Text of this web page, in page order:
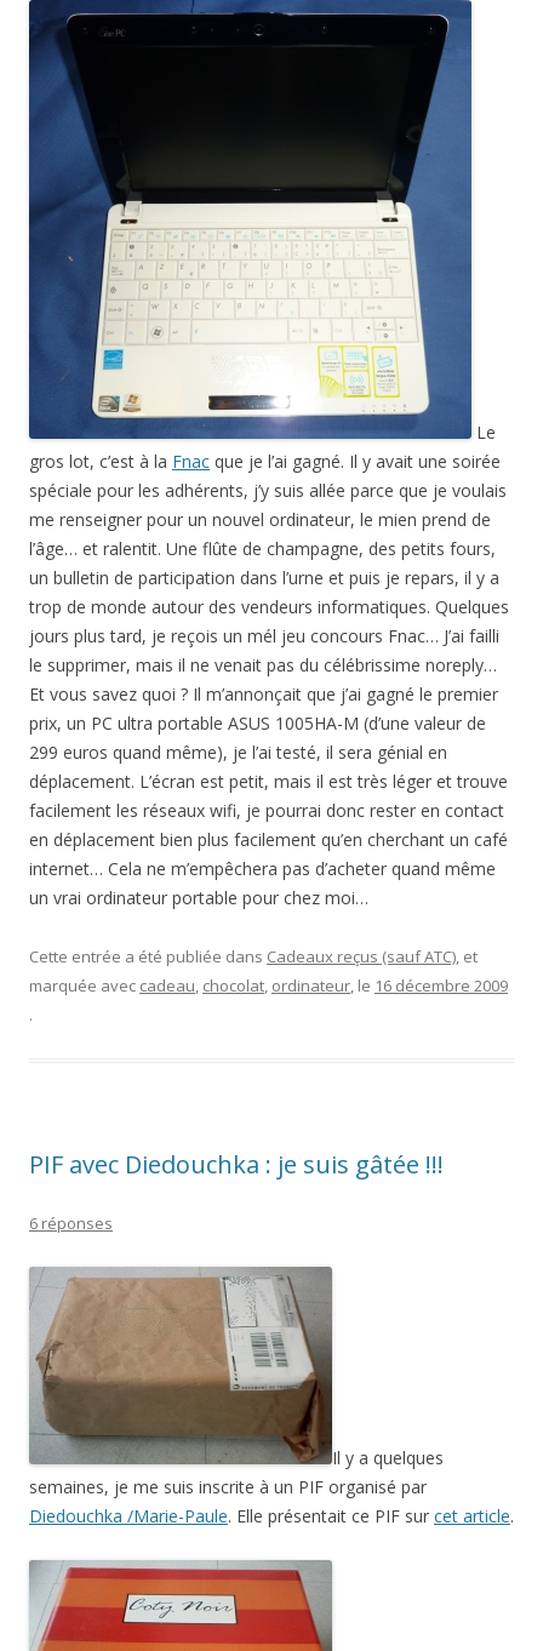
Le
gros lot, c’est à la Fnac que je l’ai gagné. Il y avait une soirée
spéciale pour les adhérents, j’y suis allée parce que je voulais
me renseigner pour un nouvel ordinateur, le mien prend de
l’âge… et ralentit. Une flûte de champagne, des petits fours,
un bulletin de participation dans l’urne et puis je repars, il y a
trop de monde autour des vendeurs informatiques. Quelques
jours plus tard, je reçois un mél jeu concours Fnac… J’ai failli
le supprimer, mais il ne venait pas du célébrissime noreply…
Et vous savez quoi ? Il m’annonçait que j’ai gagné le premier
prix, un PC ultra portable ASUS 1005HA-M (d’une valeur de
299 euros quand même), je l’ai testé, il sera génial en
déplacement. L’écran est petit, mais il est très léger et trouve
facilement les réseaux wifi, je pourrai donc rester en contact
en déplacement bien plus facilement qu’en cherchant un café
internet… Cela ne m’empêchera pas d’acheter quand même
un vrai ordinateur portable pour chez moi…
Cette entrée a été publiée dans Cadeaux reçus (sauf ATC), et
marquée avec cadeau, chocolat, ordinateur, le 16 décembre 2009
.
PIF avec Diedouchka : je suis gâtée !!!
6 réponses
Il y a quelques
semaines, je me suis inscrite à un PIF organisé par
Diedouchka /Marie-Paule. Elle présentait ce PIF sur cet article.